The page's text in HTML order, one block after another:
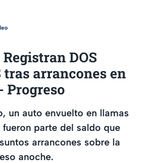
Registran DOS
tras arrancones en
Progreso
un auto envuelto en llamas
parte del saldo que
arrancones sobre la
anoche.